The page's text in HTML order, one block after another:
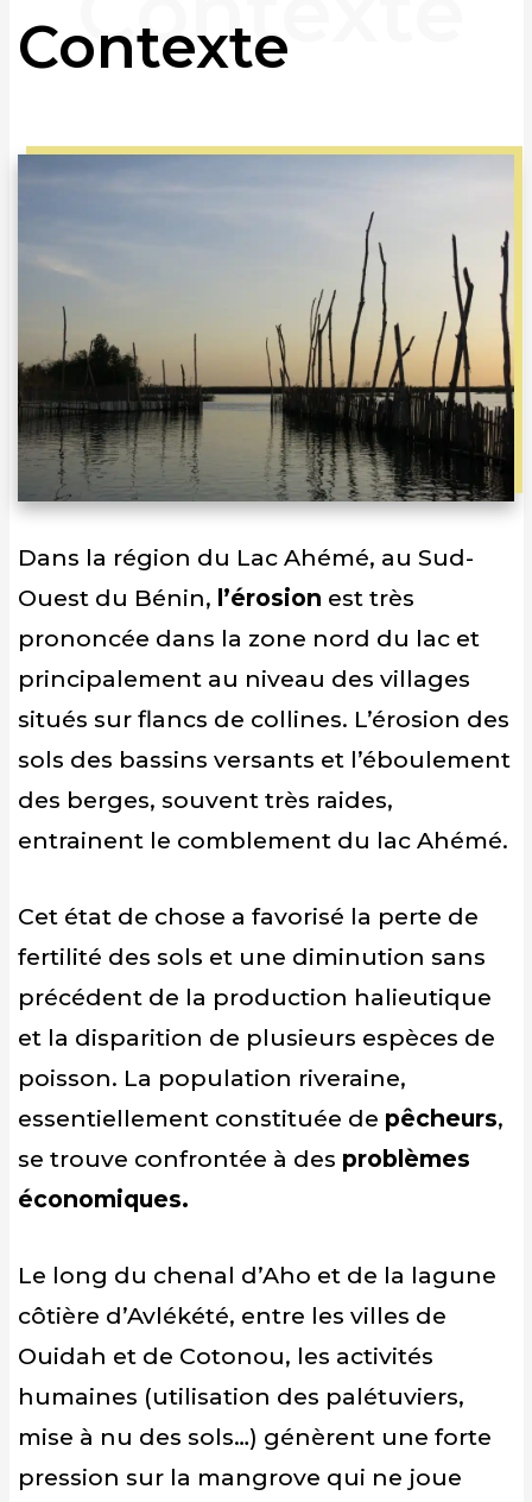
Contexte
Dans la région du Lac Ahémé, au Sud-
Ouest du Bénin, l’érosion est très
prononcée dans la zone nord du lac et
principalement au niveau des villages
situés sur flancs de collines. L’érosion des
sols des bassins versants et l’éboulement
des berges, souvent très raides,
entrainent le comblement du lac Ahémé.
Cet état de chose a favorisé la perte de
fertilité des sols et une diminution sans
précédent de la production halieutique
et la disparition de plusieurs espèces de
poisson. La population riveraine,
essentiellement constituée de pêcheurs,
se trouve confrontée à des problèmes
économiques.
Le long du chenal d’Aho et de la lagune
côtière d’Avlékété, entre les villes de
Ouidah et de Cotonou, les activités
humaines (utilisation des palétuviers,
mise à nu des sols…) génèrent une forte
pression sur la mangrove qui ne joue